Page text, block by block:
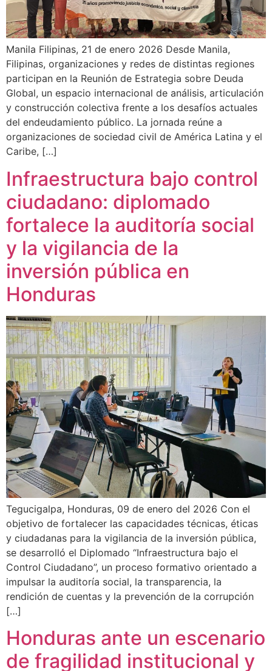
Manila Filipinas, 21 de enero 2026 Desde Manila,
Filipinas, organizaciones y redes de distintas regiones
participan en la Reunión de Estrategia sobre Deuda
Global, un espacio internacional de análisis, articulación
y construcción colectiva frente a los desafíos actuales
del endeudamiento público. La jornada reúne a
organizaciones de sociedad civil de América Latina y el
Caribe, […]
Infraestructura bajo control
ciudadano: diplomado
fortalece la auditoría social
y la vigilancia de la
inversión pública en
Honduras
Tegucigalpa, Honduras, 09 de enero del 2026 Con el
objetivo de fortalecer las capacidades técnicas, éticas
y ciudadanas para la vigilancia de la inversión pública,
se desarrolló el Diplomado “Infraestructura bajo el
Control Ciudadano”, un proceso formativo orientado a
impulsar la auditoría social, la transparencia, la
rendición de cuentas y la prevención de la corrupción
[…]
Honduras ante un escenario
de fragilidad institucional y